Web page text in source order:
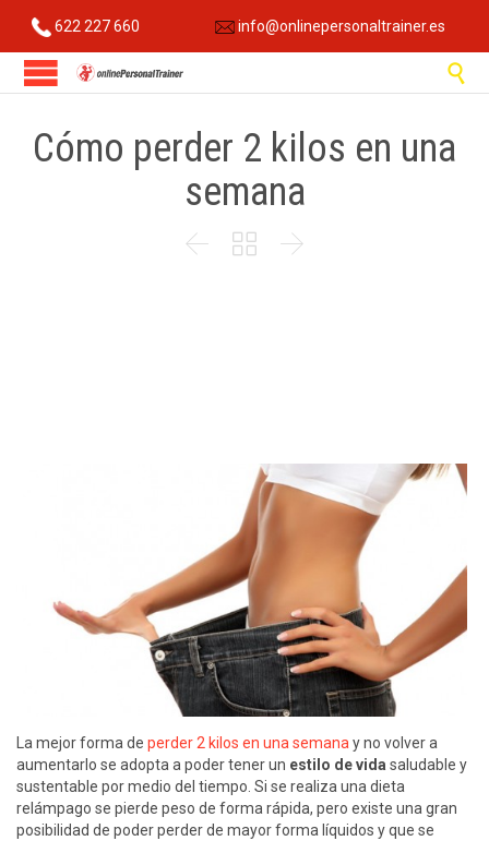
622 227 660 info@onlinepersonaltrainer.es

Cómo perder 2 kilos en una
semana
  
La mejor forma de perder 2 kilos en una semana y no volver a
aumentarlo se adopta a poder tener un estilo de vida saludable y
sustentable por medio del tiempo. Si se realiza una dieta
relámpago se pierde peso de forma rápida, pero existe una gran
posibilidad de poder perder de mayor forma líquidos y que se